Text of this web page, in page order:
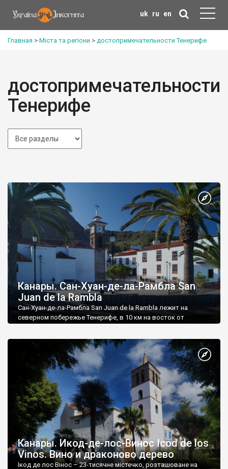
uk ru en
Главная > Міста та регіони > достопримечательности Тенерифе
достопримечательности
Тенерифе
Канары. Сан-Хуан-де-ла-Рамбла San
Juan de la Rambla
Сан-Хуан-де-ла-Рамбла San Juan de la Rambla лежит на
северном побережье Тенерифе, в 10 км на восток от
Канары. Икод-де-лос-Винос Icod de los
Vinos. Вино и драконово дерево
Ікод де лос Вінос – 23-тисячне містечко, розташоване на